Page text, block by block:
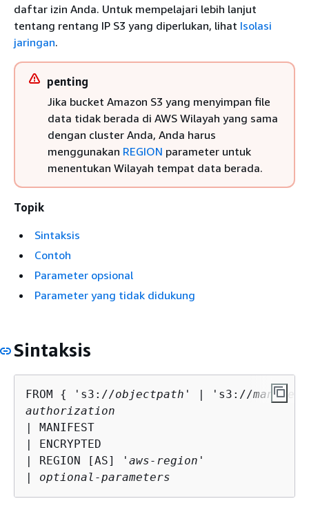
daftar izin Anda. Untuk mempelajari lebih lanjut
tentang rentang IP S3 yang diperlukan, lihat Isolasi
jaringan.
penting
Jika bucket Amazon S3 yang menyimpan file
data tidak berada di AWS Wilayah yang sama
dengan cluster Anda, Anda harus
menggunakan REGION parameter untuk
menentukan Wilayah tempat data berada.
Topik
Sintaksis
Contoh
Parameter opsional
Parameter yang tidak didukung
Sintaksis
FROM { 's3://objectpath ' | 's3://
authorization
| MANIFEST
| ENCRYPTED
| REGION [AS] ' aws-region '
| optional-parameters